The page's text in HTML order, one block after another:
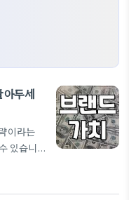
두세
이라는
있습니
적인 계
어, 고객이